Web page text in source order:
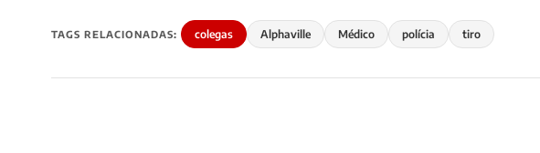
TAGS RELACIONADAS: colegas Alphaville Médico polícia tiro